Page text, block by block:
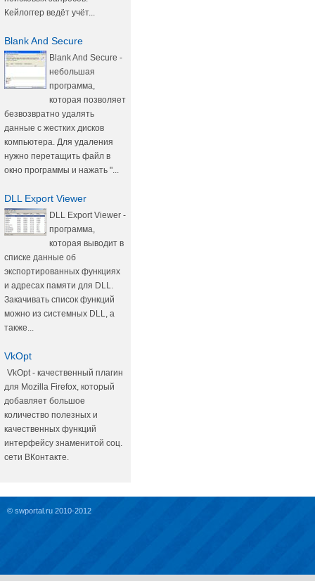
Кейлоггер ведёт учёт...
Blank And Secure
Blank And Secure -
небольшая
программа,
которая позволяет
безвозвратно удалять
данные с жестких дисков
компьютера. Для удаления
нужно перетащить файл в
окно программы и нажать "...
DLL Export Viewer
DLL Export Viewer -
программа,
которая выводит в
списке данные об
экспортированных функциях
и адресах памяти для DLL.
Закачивать список функций
можно из системных DLL, а
также...
VkOpt
VkOpt - качественный плагин
для Mozilla Firefox, который
добавляет большое
количество полезных и
качественных функций
интерфейсу знаменитой соц.
сети ВКонтакте.
© swportal.ru 2010-2012